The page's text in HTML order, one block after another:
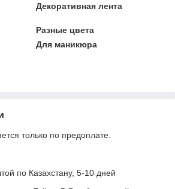
Декоративная лента
Разные цвета
Для маникюра
только по предоплате.
по Казахстану, 5-10 дней